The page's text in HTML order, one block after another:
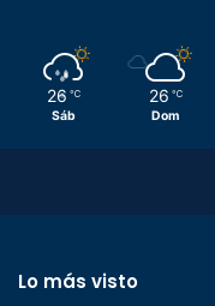
26 ℃
Sáb
26 ℃
Dom
Lo más visto